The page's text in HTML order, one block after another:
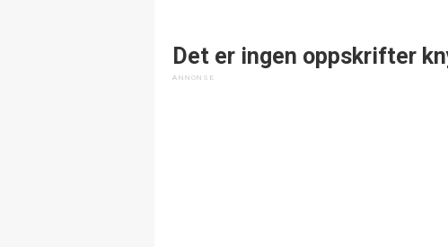
Det er ingen oppskrifter